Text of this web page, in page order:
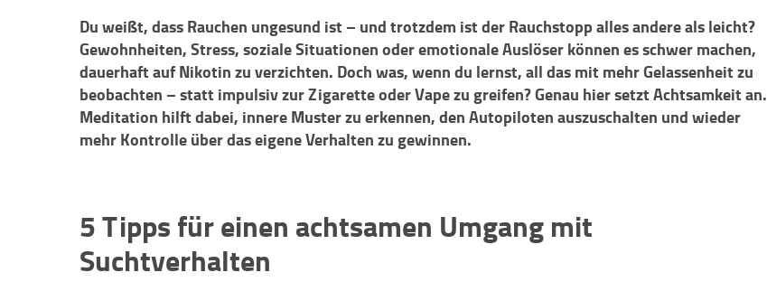
Du weißt, dass Rauchen ungesund ist – und trotzdem ist der Rauchstopp alles andere als leicht?
Gewohnheiten, Stress, soziale Situationen oder emotionale Auslöser können es schwer machen,
dauerhaft auf Nikotin zu verzichten. Doch was, wenn du lernst, all das mit mehr Gelassenheit zu
beobachten – statt impulsiv zur Zigarette oder Vape zu greifen? Genau hier setzt Achtsamkeit an.
Meditation hilft dabei, innere Muster zu erkennen, den Autopiloten auszuschalten und wieder
mehr Kontrolle über das eigene Verhalten zu gewinnen.
5 Tipps für einen achtsamen Umgang mit
Suchtverhalten